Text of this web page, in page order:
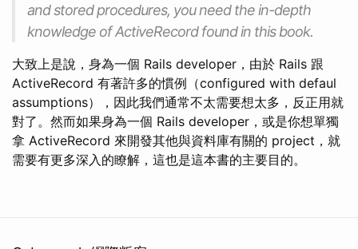
and stored procedures, you need the in-depth
knowledge of ActiveRecord found in this book.
大致上是說，身為一個 Rails developer，由於 Rails 跟
ActiveRecord 有著許多的慣例（configured with defaul
assumptions），因此我們通常不太需要想太多，反正用就
對了。然而如果身為一個 Rails developer，或是你想單獨
拿 ActiveRecord 來開發其他與資料庫有關的 project，就
需要有更多深入的瞭解，這也是這本書的主要目的。